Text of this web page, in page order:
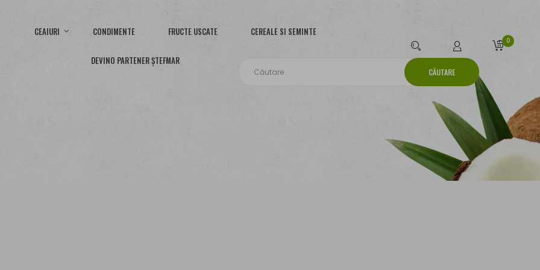
CEAIURI CONDIMENTE FRUCTE USCATE CEREALE SI SEMINTE
DEVINO PARTENER ȘTEFMAR
CĂUTARE
0